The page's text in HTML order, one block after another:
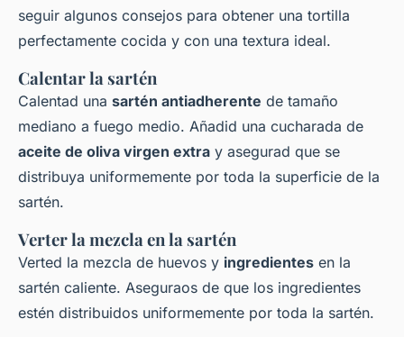
seguir algunos consejos para obtener una tortilla
perfectamente cocida y con una textura ideal.
Calentar la sartén
Calentad una sartén antiadherente de tamaño
mediano a fuego medio. Añadid una cucharada de
aceite de oliva virgen extra y asegurad que se
distribuya uniformemente por toda la superficie de la
sartén.
Verter la mezcla en la sartén
Verted la mezcla de huevos y ingredientes en la
sartén caliente. Aseguraos de que los ingredientes
estén distribuidos uniformemente por toda la sartén.